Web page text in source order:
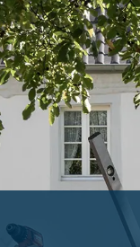
MITTWOCH
08:00 - 16:30